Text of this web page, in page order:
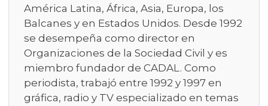
América Latina, África, Asia, Europa, los
Balcanes y en Estados Unidos. Desde 1992
se desempeña como director en
Organizaciones de la Sociedad Civil y es
miembro fundador de CADAL. Como
periodista, trabajó entre 1992 y 1997 en
gráfica, radio y TV especializado en temas